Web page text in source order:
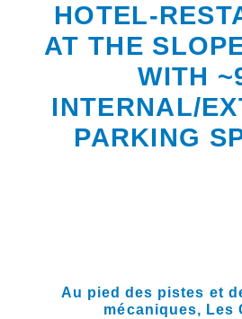
HOTEL-
AT THE
WITH
INTERNAL/
PARKING
Au pied des pistes et
mécaniques, Les